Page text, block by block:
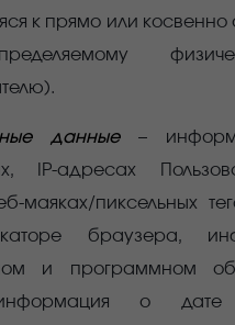
к прямо или
данные –
IP-адресах
маяках/пиксельных
браузера,
и программном
о